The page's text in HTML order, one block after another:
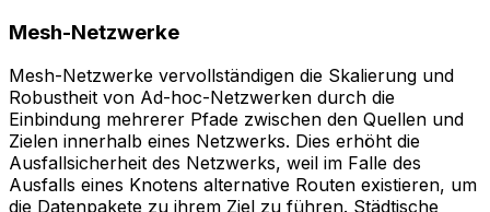
Mesh-Netzwerke
Mesh-Netzwerke vervollständigen die Skalierung und
Robustheit von Ad-hoc-Netzwerken durch die
Einbindung mehrerer Pfade zwischen den Quellen und
Zielen innerhalb eines Netzwerks. Dies erhöht die
Ausfallsicherheit des Netzwerks, weil im Falle des
Ausfalls eines Knotens alternative Routen existieren, um
die Datenpakete zu ihrem Ziel zu führen. Städtische